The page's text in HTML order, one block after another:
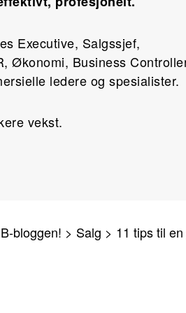
Executive, Salgssjef,
Økonomi, Business
ledere og spesialister.
vekst.
bloggen! > Salg > 11 tips til